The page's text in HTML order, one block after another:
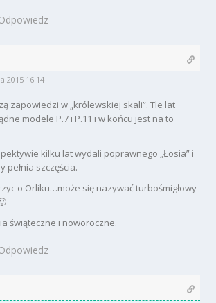
2015 16:14
zapowiedzi w „królewskiej skali”. Tle lat
modele P.7 i P.11 i w końcu jest na to
kilku lat wydali poprawnego „Łosia” i
pełnia szczęścia.
o Orliku…może się nazywać turbośmigłowy
świąteczne i noworoczne.